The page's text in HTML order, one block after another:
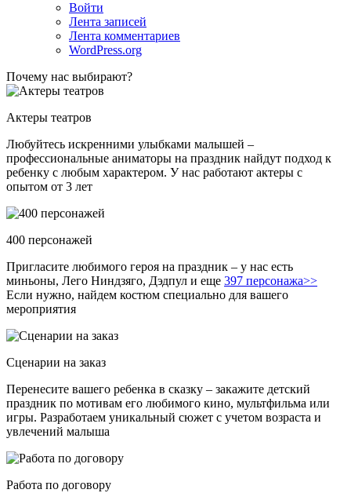
Войти
Лента записей
Лента комментариев
WordPress.org
Почему нас выбирают?
Актеры театров
Любуйтесь искренними улыбками малышей –
профессиональные аниматоры на праздник найдут подход к
ребенку с любым характером. У нас работают актеры с
опытом от 3 лет
400 персонажей
Пригласите любимого героя на праздник – у нас есть
миньоны, Лего Ниндзяго, Дэдпул и еще 397 персонажа>>
Если нужно, найдем костюм специально для вашего
мероприятия
Сценарии на заказ
Перенесите вашего ребенка в сказку – закажите детский
праздник по мотивам его любимого кино, мультфильма или
игры. Разработаем уникальный сюжет с учетом возраста и
увлечений малыша
Работа по договору